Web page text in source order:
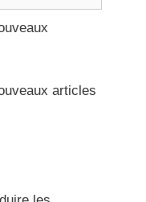
articles